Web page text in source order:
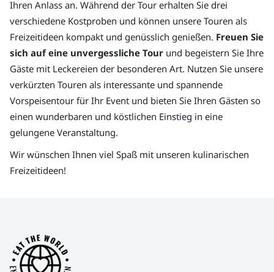
Ihren Anlass an. Während der Tour erhalten Sie drei
verschiedene Kostproben und können unsere Touren als
Freizeitideen kompakt und genüsslich genießen. Freuen Sie
sich auf eine unvergessliche Tour und begeistern Sie Ihre
Gäste mit Leckereien der besonderen Art. Nutzen Sie unsere
verkürzten Touren als interessante und spannende
Vorspeisentour für Ihr Event und bieten Sie Ihren Gästen so
einen wunderbaren und köstlichen Einstieg in eine
gelungene Veranstaltung.
Wir wünschen Ihnen viel Spaß mit unseren kulinarischen
Freizeitideen!